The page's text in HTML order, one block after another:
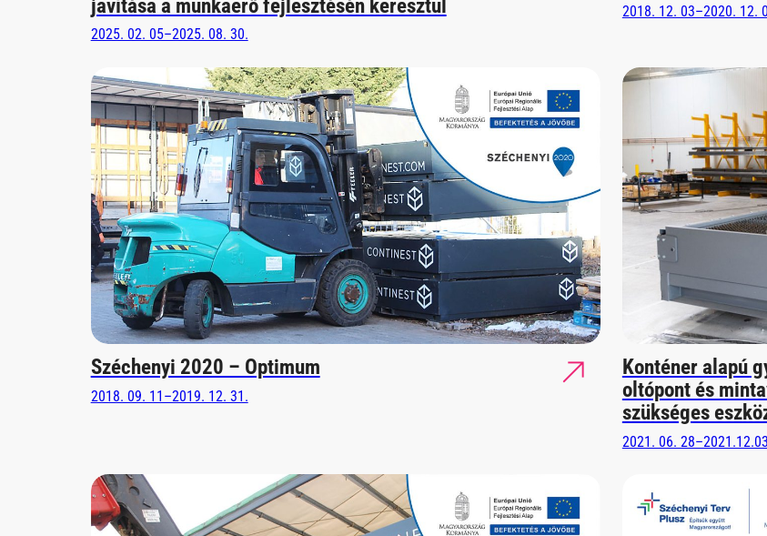
javítása a munkaerő fejlesztésén keresztül
2025. 02. 05–2025. 08. 30.
2018. 12. 03–2020. 12.
Széchenyi 2020 – Optimum
2018. 09. 11–2019. 12. 31.
Konténer alapú
oltópont és
szükséges
2021. 06.